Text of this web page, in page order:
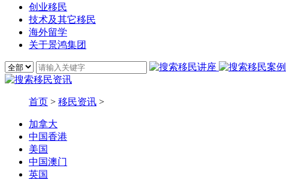
创业移民
技术及其它移民
海外留学
关于景鸿集团
首页 > 移民资讯 >
加拿大
中国香港
美国
中国澳门
英国